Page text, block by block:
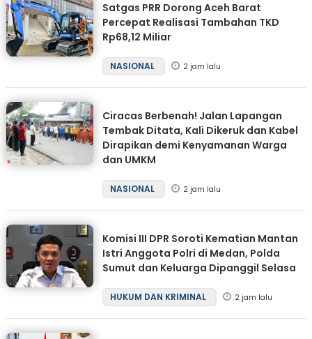
Satgas PRR Dorong Aceh Barat
Percepat Realisasi Tambahan TKD
Rp68,12 Miliar
NASIONAL 2 jam lalu
Ciracas Berbenah! Jalan Lapangan
Tembak Ditata, Kali Dikeruk dan Kabel
Dirapikan demi Kenyamanan Warga
dan UMKM
NASIONAL 2 jam lalu
Komisi III DPR Soroti Kematian Mantan
Istri Anggota Polri di Medan, Polda
Sumut dan Keluarga Dipanggil Selasa
HUKUM DAN KRIMINAL 2 jam lalu